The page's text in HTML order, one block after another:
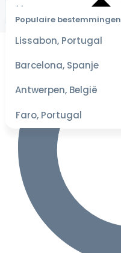
Populaire bestemmingen
Lissabon, Portugal
Barcelona, Spanje
Antwerpen, België
Faro, Portugal
datum
scherpste